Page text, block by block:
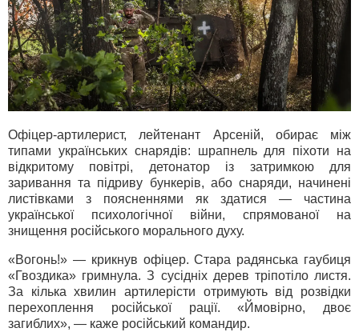
Офіцер-артилерист, лейтенант Арсеній, обирає між
типами українських снарядів: шрапнель для піхоти на
відкритому повітрі, детонатор із затримкою для
заривання та підриву бункерів, або снаряди, начинені
листівками з поясненнями як здатися — частина
української психологічної війни, спрямованої на
знищення російського морального духу.
«Вогонь!» — крикнув офіцер. Стара радянська гаубиця
«Гвоздика» гримнула. З сусідніх дерев тріпотіло листя.
За кілька хвилин артилерісти отримують від розвідки
перехоплення російської рації. «Ймовірно, двоє
загиблих», — каже російський командир.